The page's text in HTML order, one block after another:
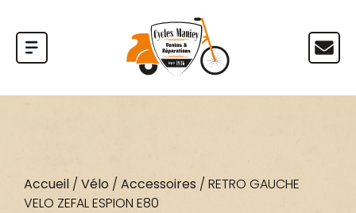
Accueil / Vélo / Accessoires / RETRO GAUCHE
VELO ZEFAL ESPION E80